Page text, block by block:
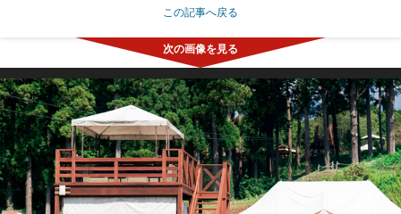
この記事へ戻る